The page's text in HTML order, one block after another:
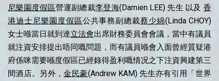
尼樂園度假區營運副總裁李登海(Damien LEE) 先生 以及香
港迪士尼樂園度假區公共事務副總裁蔡少綿(Linda CHOY)
女士喺當日就到達立法會出席財務委員會會議，當中有議員
就注資安排提出唔同嘅問題，而有議員喺會入面曾經質疑港
府係咪需要喺度假區已經錄得盈利嘅情况之下注資興建第三
間酒店。另外，金民豪(Andrew KAM) 先生亦有引用「世界